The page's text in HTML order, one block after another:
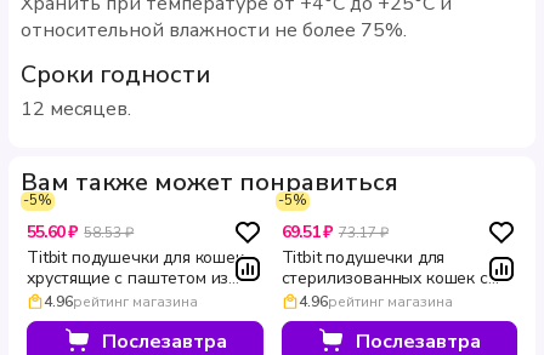
относительной влажности не более 75%.
Сроки годности
12 месяцев.
Вам также может понравиться
-5%
55.60 ₽ 58.53 ₽
Titbit подушечки для кошек
хрустящие с паштетом из
утки Biff 60 г
4.96рейтинг магазина
Послезавтра
-5%
69.51 ₽ 73.17 ₽
Titbit подушечки для
стерилизованных кошек с
кроликом хрустящие 60 г
4.96рейтинг магазина
Послезавтра